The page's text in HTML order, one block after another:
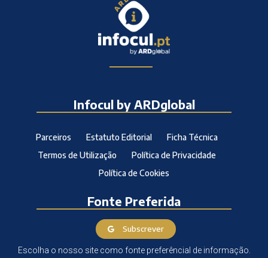
Infocul by ARDglobal
Parceiros Estatuto Editorial
Ficha Técnica
Termos de Utilização
Política de Privacidade
Política de Cookies
Fonte Preferida
Subscrever
Escolha o nosso site como fonte preferêncial de informação.